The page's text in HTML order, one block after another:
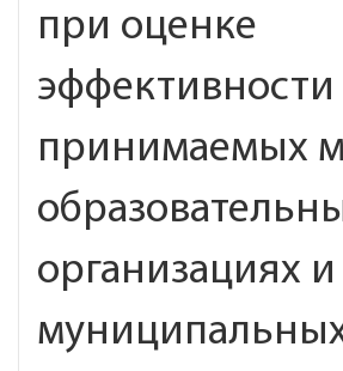
при оценке
эффективности
принимаемых
организациях и